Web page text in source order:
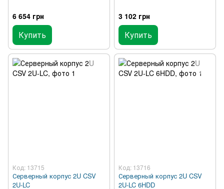
6 654 грн
Купить
3 102 грн
Купить
Код: 13715
Серверный корпус 2U CSV
2U-LC
Код: 13716
Серверный корпус 2U CSV
2U-LC 6HDD